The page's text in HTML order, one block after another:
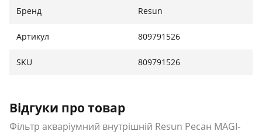
Бренд Resun
Артикул 809791526
SKU 809791526
Відгуки про товар
Фільтр акваріумний внутрішній Resun Ресан MAGI-